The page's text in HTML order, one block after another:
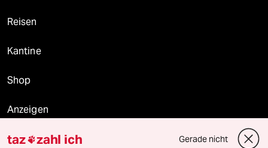
Reisen
Kantine
Shop
Anzeigen
taz zahl ich Gerade nicht